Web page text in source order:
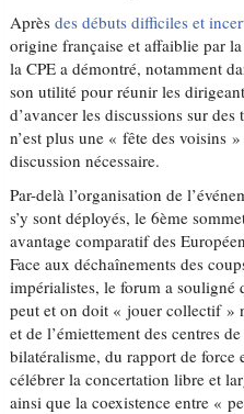
Aprèsdes débuts difficiles et
origine française et affaiblie par
la CPE a démontré, notamment
son utilité pour réunir les
d’avancer les discussions sur
n’est plus une « fête des voisins
discussion nécessaire.
Par-delà l’organisation de
s’y sont déployés, le 6ème
avantage comparatif des
Face aux déchaînements des
impérialistes, le forum a souligné
peut et on doit « jouer collectif »
et de l’émiettement des centres
bilatéralisme, du rapport de
célébrer la concertation libre et
ainsi que la coexistence entre «